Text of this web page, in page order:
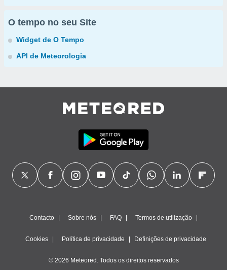
O tempo no seu Site
Widget de O Tempo
API de Meteorologia
Contacto Sobre nós FAQ Termos de utilização
Cookies Política de privacidade Definições de privacidade
© 2026 Meteored. Todos os direitos reservados